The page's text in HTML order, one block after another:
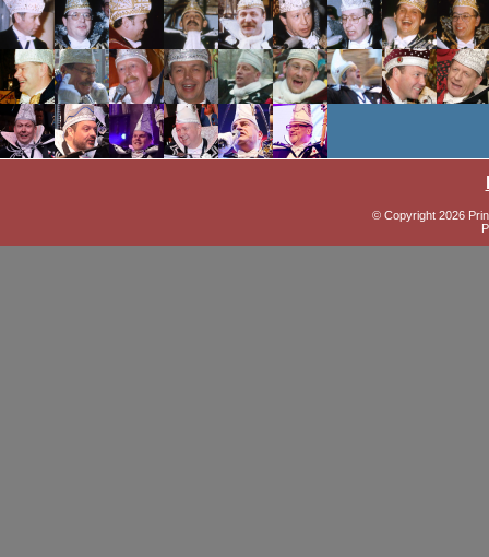
© Copyright 2026